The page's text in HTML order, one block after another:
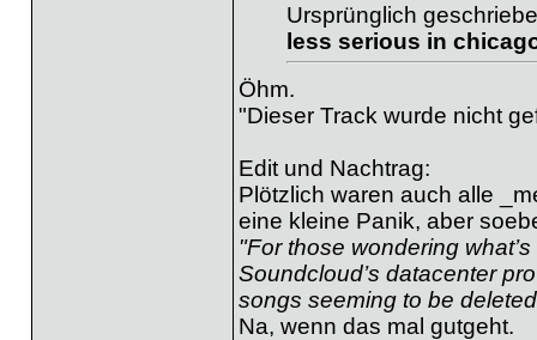
Ursprünglich
less serious in
Öhm.
"Dieser Track wurde nicht
Edit und Nachtrag:
Plötzlich waren auch alle
eine kleine Panik, aber
"For those wondering
Soundcloud’s datacenter
songs seeming to be
Na, wenn das mal gutgeht.